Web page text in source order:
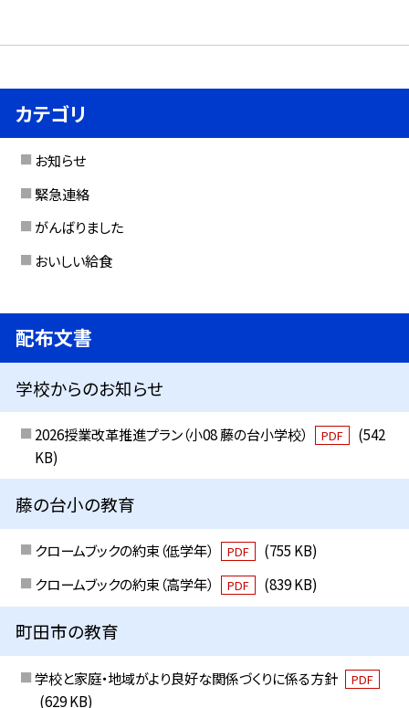
カテゴリ
お知らせ
緊急連絡
がんばりました
おいしい給食
配布文書
学校からのお知らせ
2026授業改革推進プラン（小08 藤の台小学校） PDF
(542
KB)
藤の台小の教育
クロームブックの約束（低学年） PDF
(755 KB)
クロームブックの約束（高学年）
PDF (839 KB)
町田市の教育
学校と家庭・地域がより良好な関係づくりに係る方針 PDF
(629 KB)